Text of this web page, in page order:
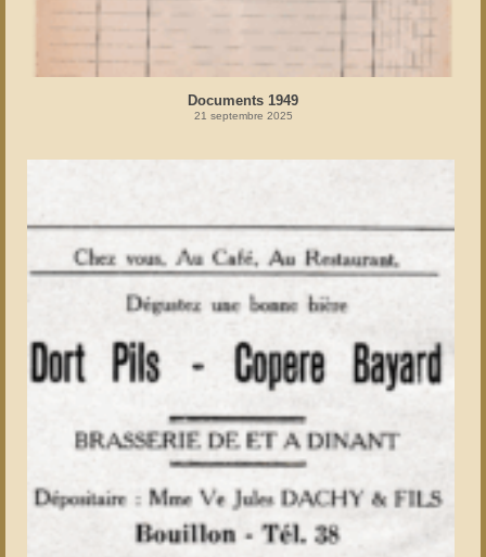
Documents 1949
21 septembre 2025